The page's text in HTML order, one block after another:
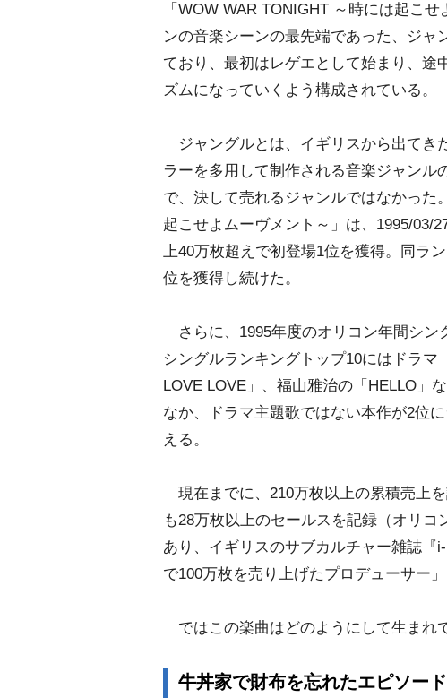
「WOW WAR TONIGHT ～時には起こ
ンの音楽シーンの最先端であった、ジ
ており、最初はレゲエとして始まり、途
ズムになっていくよう構成されている。
ジャングルとは、イギリスから出てき
ラーを多用して制作される音楽ジャンル
で、決して売れるジャンルではなかった
起こせよムーヴメント～」は、1995/03/
上40万枚超えで初登場1位を獲得。同ラ
位を獲得し続けた。
さらに、1995年度のオリコン年間シン
シングルランキングトップ10にはドラ
LOVE LOVE」、福山雅治の「HELLO」
なか、ドラマ主題歌ではない本作が2位
える。
現在までに、210万枚以上の累積売上
も28万枚以上のセールスを記録（オリ
あり、イギリスのサブカルチャー雑誌
で100万枚を売り上げたプロデューサー
ではこの楽曲はどのようにして生まれ
牛丼家で財布を忘れたエピソー